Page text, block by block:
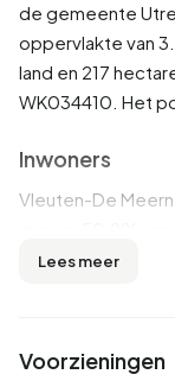
de gemeente
oppervlakte van
land en 217
WK034410. Het
Inwoners
Vleuten-De Meern
jaar (28,5%). De
3,1% is
Lees meer
Voorzieningen